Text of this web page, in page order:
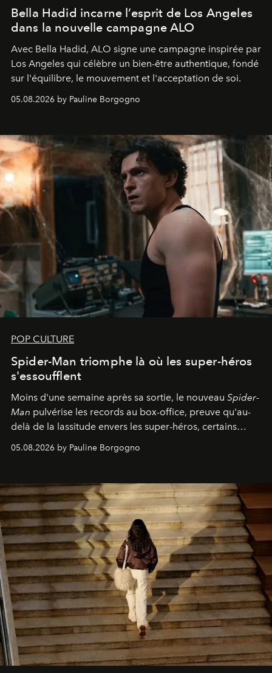
Bella Hadid incarne l’esprit de Los Angeles
dans la nouvelle campagne ALO
Avec Bella Hadid, ALO signe une campagne inspirée par
Los Angeles qui célèbre un bien-être authentique, fondé
sur l'équilibre, le mouvement et l'acceptation de soi.
05.08.2026 by Pauline Borgogno
POP CULTURE
Spider-Man triomphe là où les super-héros
s'essoufflent
Moins d'une semaine après sa sortie, le nouveau Spider-
Man pulvérise les records au box-office, preuve qu'au-
delà de la lassitude envers les super-héros, certains
05.08.2026 by Pauline Borgogno